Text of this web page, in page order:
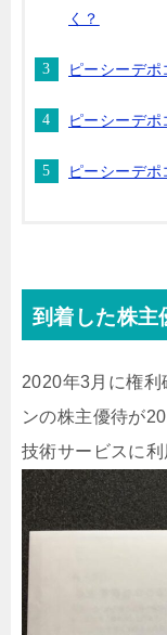
く？
ピーシーデ
ピーシーデ
ピーシーデ
到着した株主
2020年3月に権利
ンの株主優待が
技術サービスに利